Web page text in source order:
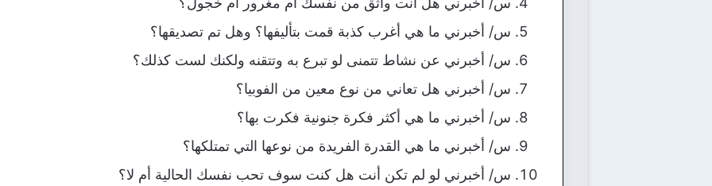
س/ أخبرني ما هي أغرب كذبة قمت بتأليفها؟ وهل تم تصديقها؟
س/ أخبرني عن نشاط تتمنى لو تبرع به وتتقنه ولكنك لست كذلك؟
س/ أخبرني هل تعاني من نوع معين من الفوبيا؟
س/ أخبرني ما هي أكثر فكرة جنونية فكرت بها؟
س/ أخبرني ما هي القدرة الفريدة من نوعها التي تمتلكها؟
س/ أخبرني لو لم تكن أنت هل كنت سوف تحب نفسك الحالية أم لا؟